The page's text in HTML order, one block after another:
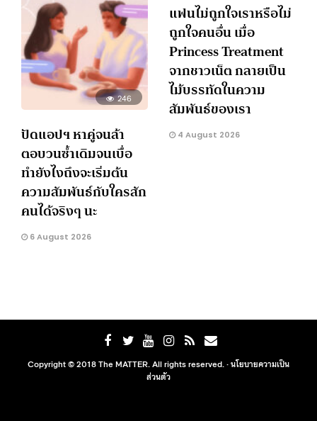
246
ปัดแอปฯ หาคู่จนล้า
ตอบวนซ้ำเดิมจนเบื่อ
ทำยังไงถึงจะเริ่มต้น
ความสัมพันธ์กับใครสัก
คนได้จริงๆ นะ
6 August 2026
แฟนไม่ถูกใจเราหรือไม่
ถูกใจคนอื่น เมื่อ
Princess Treatment
จากชาวเน็ต กลายเป็น
ไม้บรรทัดในความ
สัมพันธ์ของเรา
4 August 2026
Copyright © 2018 The MATTER. All rights reserved. ·นโยบายความเป็น
ส่วนตัว